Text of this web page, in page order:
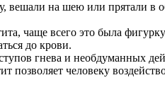
вешали на шею или прятали в
чаще всего это была
до крови.
гнева и необдуманных
позволяет человеку